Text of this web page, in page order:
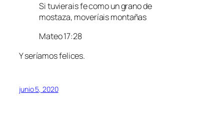
Si tuvierais fe como un grano de
mostaza, moveríais montañas
Mateo 17:28
Y seríamos felices.
junio 5, 2020